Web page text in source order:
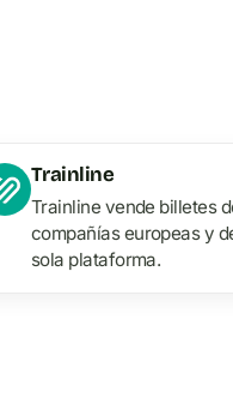
Trainline
Trainline vende billetes
compañías europeas y
sola plataforma.